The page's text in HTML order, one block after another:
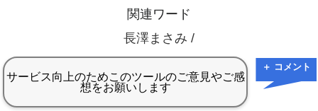
関連ワード
長澤まさみ /
＋ コメント